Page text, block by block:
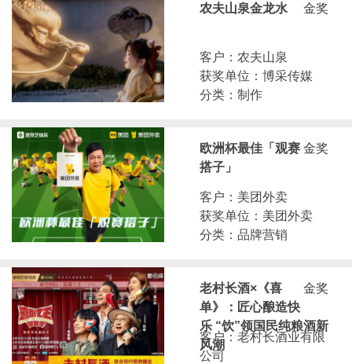
金奖
农夫山泉金龙水
客户：农夫山泉
获奖单位：博采传媒
分类：制作
金奖
欧洲杯最佳「观赛
搭子」
客户：美团外卖
获奖单位：美团外卖
分类：品牌营销
金奖
老村长酒×《喜
单》：匠心酿造快
乐 “饮”领国民纯粮酒新
风潮
客户：老村长酒业有限
公司